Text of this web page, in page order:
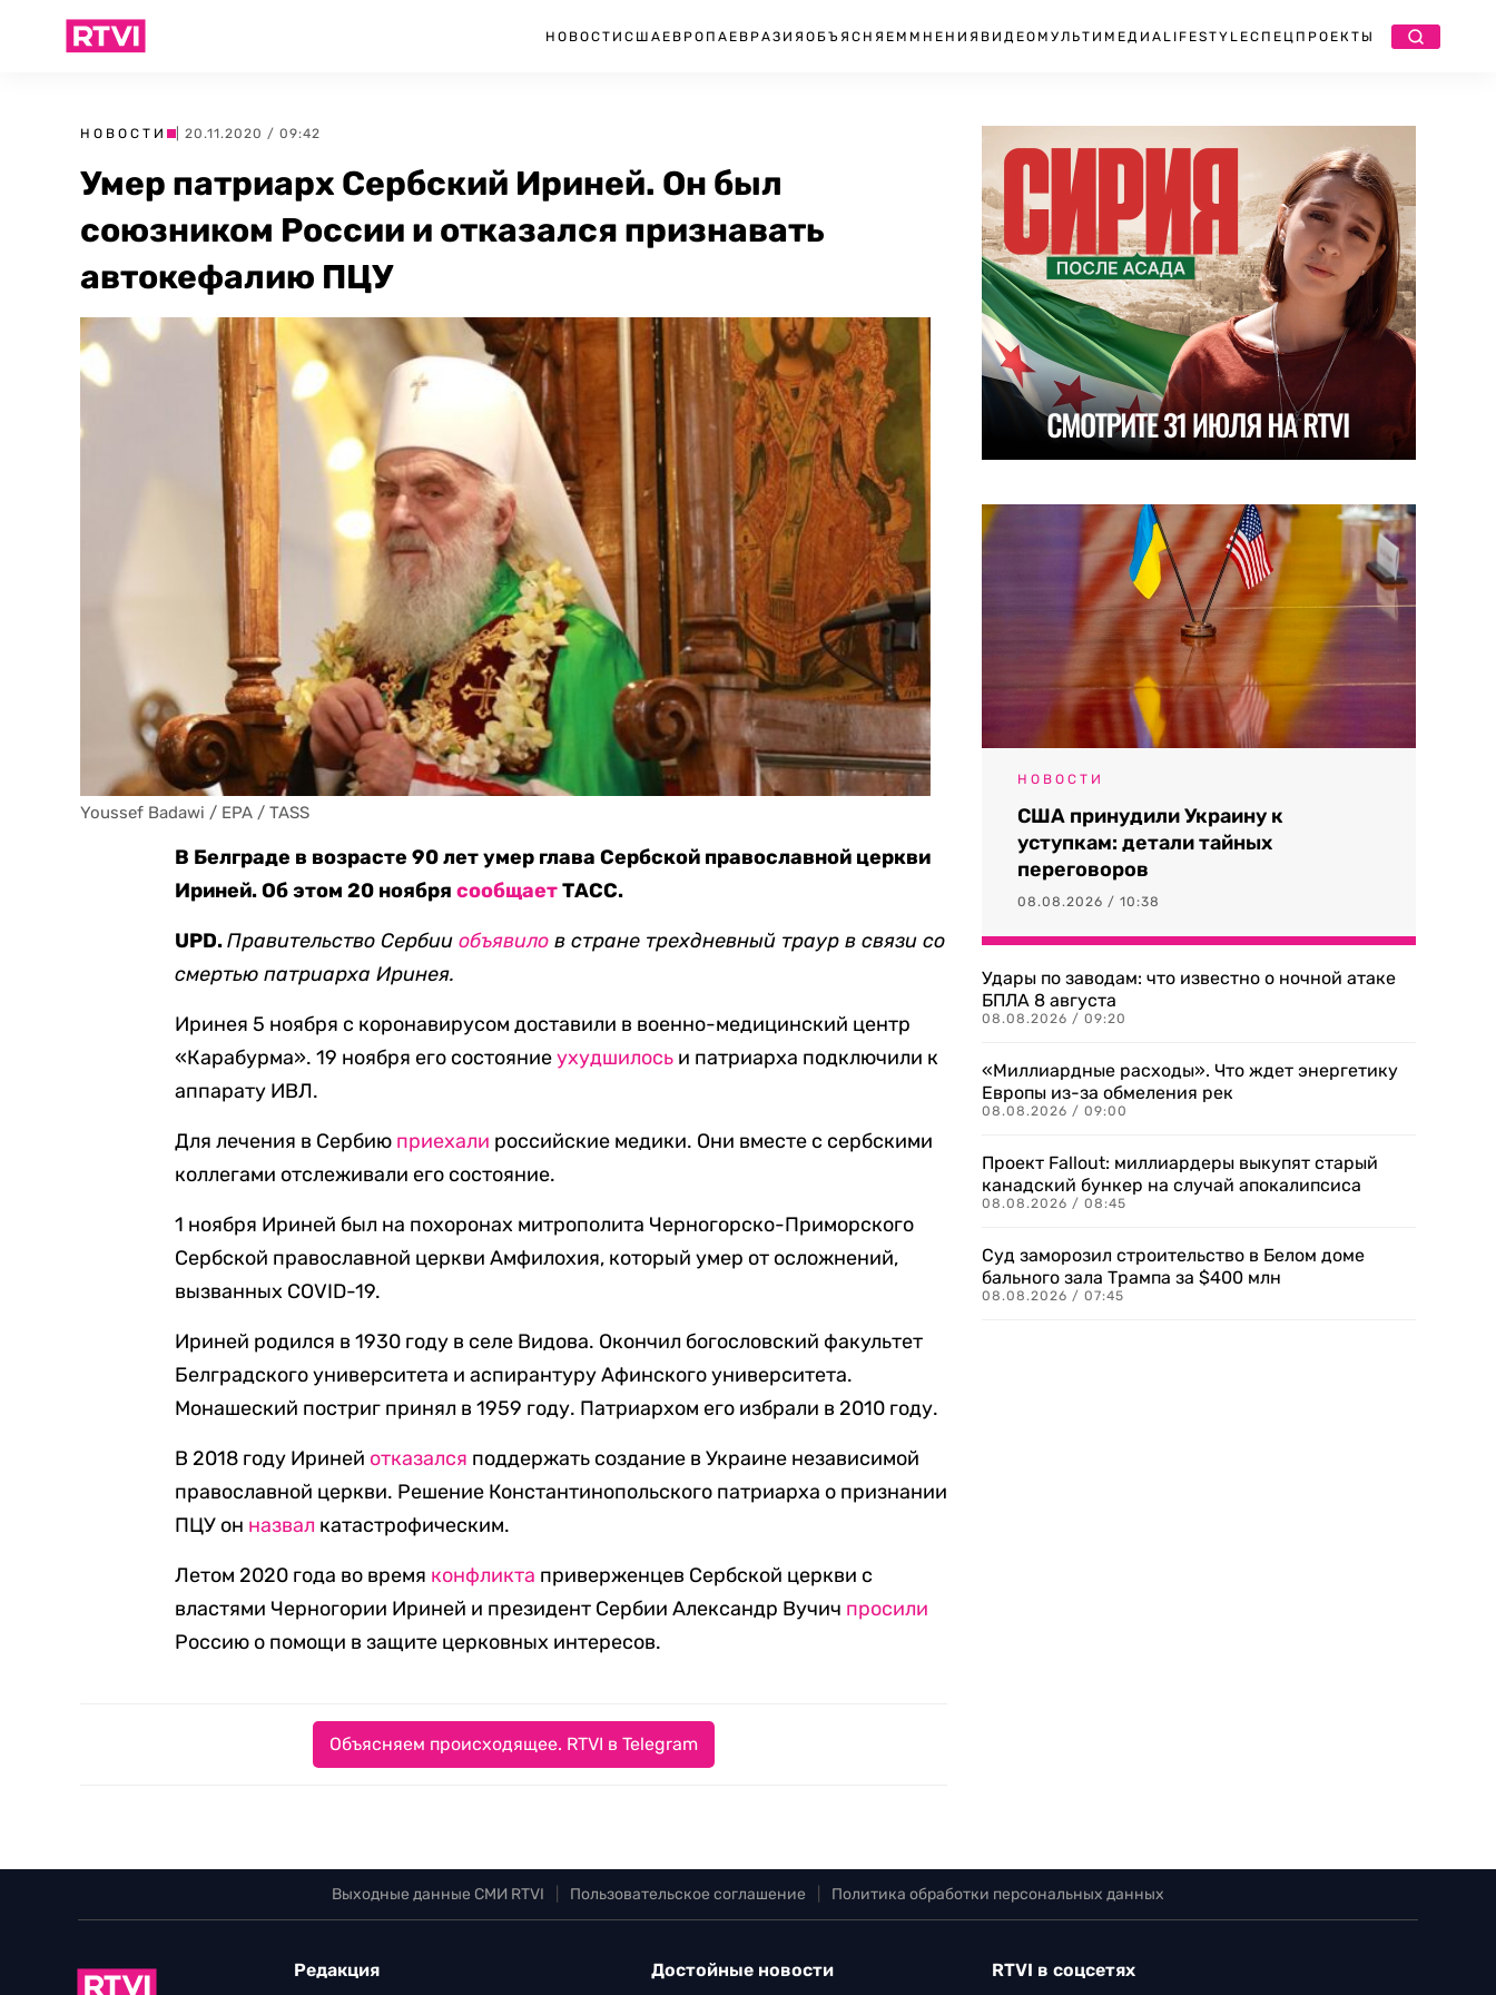
НОВОСТИ США ЕВРОПА ЕВРАЗИЯ ОБЪЯСНЯЕМ МНЕНИЯ ВИДЕО МУЛЬТИМЕДИА LIFESTYLEСПЕЦПРОЕКТЫ
НОВОСТИ | 20.11.2020 / 09:42
Умер патриарх Сербский Ириней. Он был
союзником России и отказался признавать
автокефалию ПЦУ
Youssef Badawi / EPA / TASS
В Белграде в возрасте 90 лет умер глава Сербской православной церкви
Ириней. Об этом 20 ноябрясообщаетТАСС.
UPD. Правительство Сербииобъявило в стране трехдневный траур в связи со
смертью патриарха Иринея.
Иринея 5 ноября с коронавирусом доставили в военно-медицинский центр
«Карабурма». 19 ноября его состояниеухудшилось и патриарха подключили к
аппарату ИВЛ.
Для лечения в Сербию приехали российские медики. Они вместе с сербскими
коллегами отслеживали его состояние.
1 ноября Ириней был на похоронах митрополита Черногорско-Приморского
Сербской православной церкви Амфилохия, который умер от осложнений,
вызванных COVID-19.
Ириней родился в 1930 году в селе Видова. Окончил богословский факультет
Белградского университета и аспирантуру Афинского университета.
Монашеский постриг принял в 1959 году. Патриархом его избрали в 2010 году.
В 2018 году Ириней отказался поддержать создание в Украине независимой
православной церкви. Решение Константинопольского патриарха о признании
ПЦУ он назвал катастрофическим.
Летом 2020 года во время конфликта приверженцев Сербской церкви с
властями Черногории Ириней и президент Сербии Александр Вучич просили
Россию о помощи в защите церковных интересов.
Объясняем происходящее. RTVI в Telegram
НОВОСТИ
США принудили Украину к
уступкам: детали тайных
переговоров
08.08.2026 / 10:38
Удары по заводам: что известно о ночной атаке
БПЛА 8 августа
08.08.2026 / 09:20
«Миллиардные расходы». Что ждет энергетику
Европы из-за обмеления рек
08.08.2026 / 09:00
Проект Fallout: миллиардеры выкупят старый
канадский бункер на случай апокалипсиса
08.08.2026 / 08:45
Суд заморозил строительство в Белом доме
бального зала Трампа за $400 млн
08.08.2026 / 07:45
Выходные данные СМИ RTVI Пользовательское соглашение Политика обработки персональных данных
Редакция Достойные новости RTVI в соцсетях